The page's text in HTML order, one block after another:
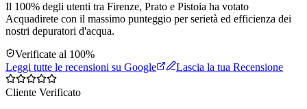
Il 100% degli utenti tra Firenze, Prato e Pistoia ha votato
Acquadirete con il massimo punteggio per serietà ed efficienza dei
nostri depuratori d'acqua.
Verificate al 100%
Leggi tutte le recensioni su Google
Lascia la tua Recensione
Cliente Verificato